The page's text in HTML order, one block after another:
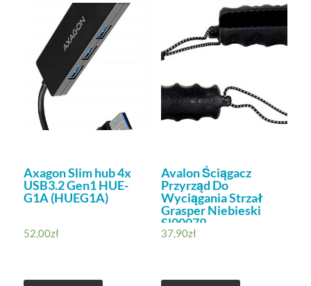
Axagon Slim hub 4x
USB3.2 Gen1 HUE-
G1A (HUEG1A)
52,00zł
Avalon Ściągacz
Przyrząd Do
Wyciągania Strzał
Grasper Niebieski
Sl00079
37,90zł